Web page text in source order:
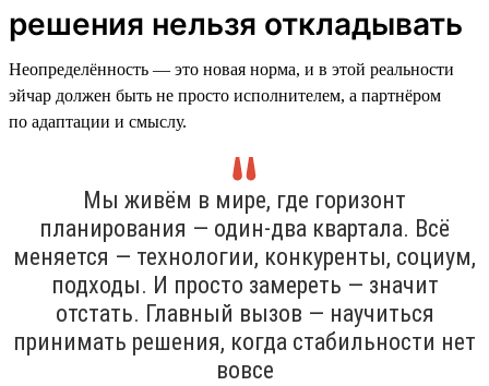
решения нельзя откладывать
Неопределённость — это новая норма, и в этой реальности
эйчар должен быть не просто исполнителем, а партнёром
по адаптации и смыслу.
Мы живём в мире, где горизонт
планирования — один-два квартала. Всё
меняется — технологии, конкуренты, социум,
подходы. И просто замереть — значит
отстать. Главный вызов — научиться
принимать решения, когда стабильности нет
вовсе